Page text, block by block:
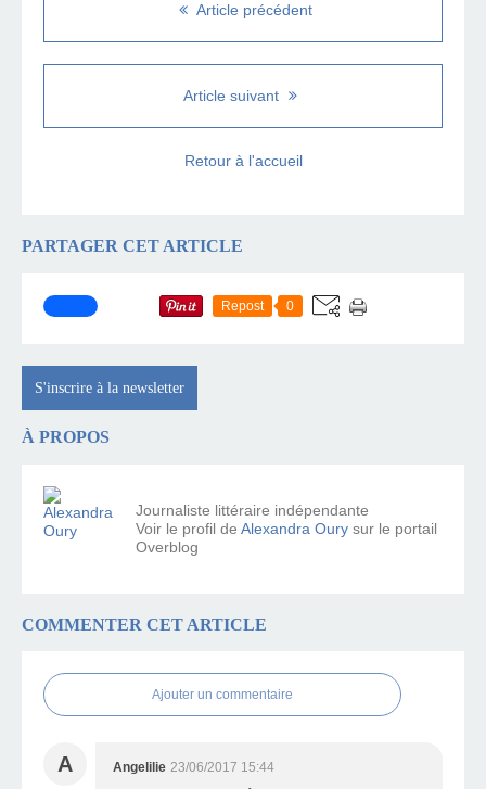
Article précédent
Article suivant
Retour à l'accueil
PARTAGER CET ARTICLE
Repost 0
S'inscrire à la newsletter
À PROPOS
Journaliste littéraire indépendante
Voir le profil de Alexandra Oury sur le portail
Overblog
COMMENTER CET ARTICLE
Ajouter un commentaire
A Angelilie 23/06/2017 15:44